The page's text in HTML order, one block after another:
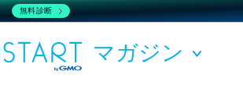
マガジン
無料診断